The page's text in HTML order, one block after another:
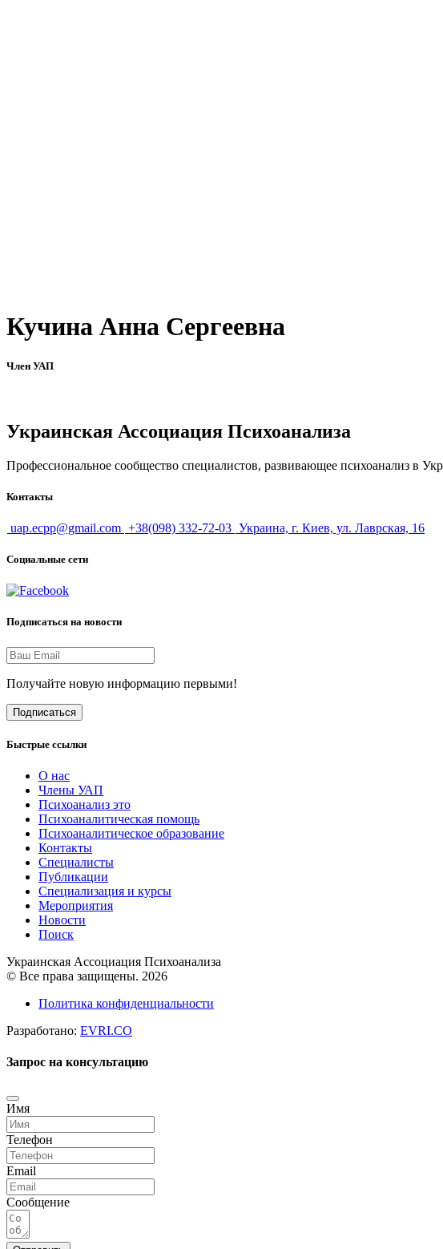
Кучина Анна Сергеевна
Член УАП
Украинская Ассоциация Психоанализа
Профессиональное сообщество специалистов, развивающее психоанализ в
Контакты
uap.ecpp@gmail.com +38(098) 332-72-03 Украина, г. Киев, ул. Лаврская, 16
Социальные сети
Подписаться на новости
Получайте новую информацию первыми!
Подписаться
Быстрые ссылки
О нас
Члены УАП
Психоанализ это
Психоаналитическая помощь
Психоаналитическое образование
Контакты
Специалисты
Публикации
Специализация и курсы
Мероприятия
Новости
Поиск
Украинская Ассоциация Психоанализа
© Все права защищены. 2026
Политика конфиденциальности
Разработано: EVRI.CO
Запрос на консультацию
Имя
Телефон
Email
Сообщение